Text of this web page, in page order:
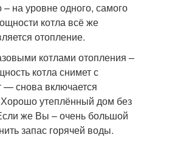
на уровне одного, самого
котла всё же
отопление.
котлами отопления –
котла снимет с
— снова включается
утеплённый дом без
же Вы – очень большой
запас горячей воды.